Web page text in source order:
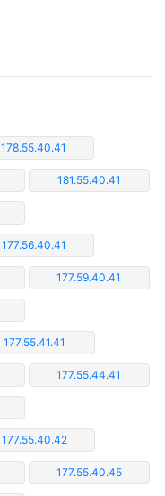
178.55.40.41
181.55.40.41
177.56.40.41
177.59.40.41
177.55.41.41
177.55.44.41
177.55.40.42
177.55.40.45